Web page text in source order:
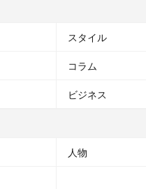
スタイル
コラム
ビジネス
人物